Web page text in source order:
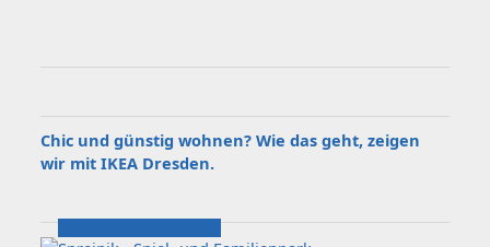
Chic und günstig wohnen? Wie das geht, zeigen
wir mit IKEA Dresden.